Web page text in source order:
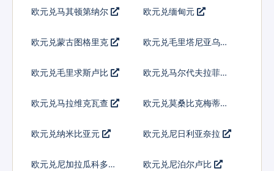
欧元兑马其顿第纳尔 欧元兑缅甸元
欧元兑蒙古图格里克
欧元兑毛里塔尼亚乌吉
欧元兑毛里求斯卢比 欧元兑马尔代夫拉菲亚
欧元兑马拉维克瓦查
欧元兑莫桑比克梅蒂卡
欧元兑纳米比亚元 欧元兑尼日利亚奈拉
欧元兑尼加拉瓜科多巴 欧元兑尼泊尔卢比